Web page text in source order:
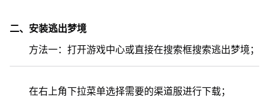
二、安装逃出梦境
方法一：打开游戏中心或直接在搜索框搜索逃出梦境；
在右上角下拉菜单选择需要的渠道服进行下载；